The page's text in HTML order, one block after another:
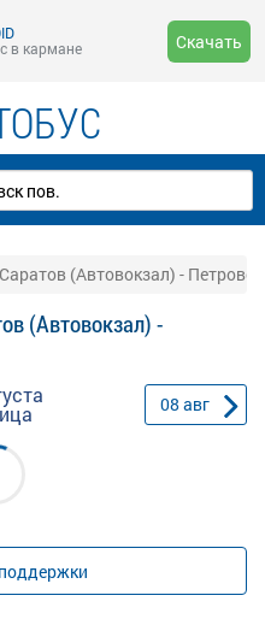
в кармане
Скачать
(Автовокзал) -
(Автовокзал) -
08 авг